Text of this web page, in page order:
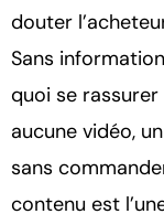
douter
Sans
quoi se
aucune vidéo,
sans
contenu est